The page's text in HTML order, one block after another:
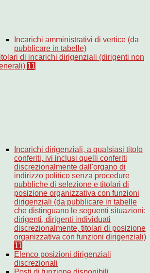
Incarichi amministrativi di vertice (da
pubblicare in tabelle)
di incarichi dirigenziali (dirigenti non
11
Incarichi dirigenziali, a qualsiasi titolo
conferiti, ivi inclusi quelli conferiti
discrezionalmente dall'organo di
indirizzo politico senza procedure
pubbliche di selezione e titolari di
posizione organizzativa con funzioni
dirigenziali (da pubblicare in tabelle
che distinguano le seguenti situazioni:
dirigenti, dirigenti individuati
discrezionalmente, titolari di posizione
organizzativa con funzioni dirigenziali)
11
Elenco posizioni dirigenziali
discrezionali